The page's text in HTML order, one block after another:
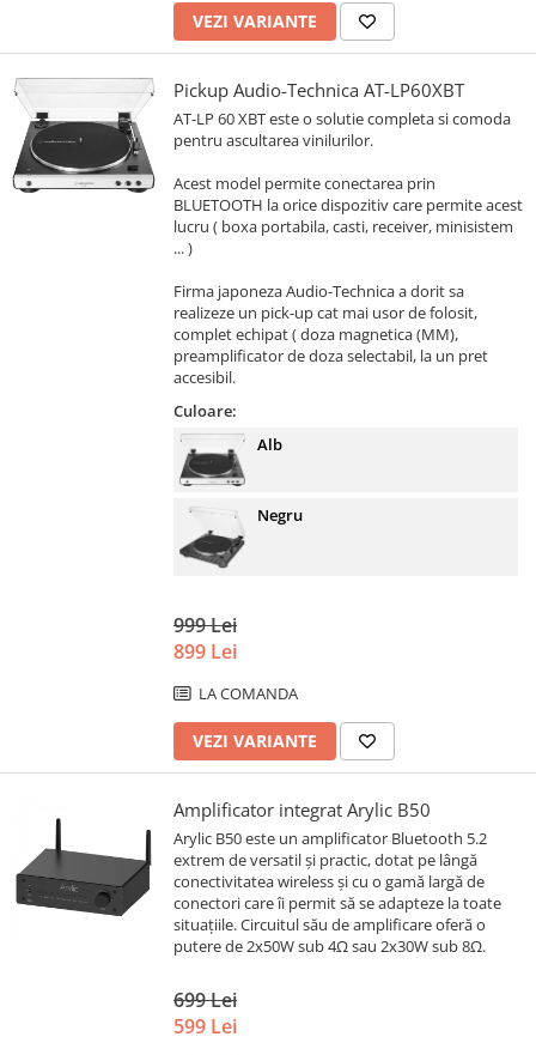
VEZI VARIANTE
Pickup Audio-Technica AT-LP60XBT
AT-LP 60 XBT este o solutie completa si comoda
pentru ascultarea vinilurilor.
Acest model permite conectarea prin
BLUETOOTH la orice dispozitiv care permite acest
lucru ( boxa portabila, casti, receiver, minisistem
... )
Firma japoneza Audio-Technica a dorit sa
realizeze un pick-up cat mai usor de folosit,
complet echipat ( doza magnetica (MM),
preamplificator de doza selectabil, la un pret
accesibil.
Culoare:
Alb
Negru
999 Lei
899 Lei
LA COMANDA
VEZI VARIANTE
Amplificator integrat Arylic B50
Arylic B50 este un amplificator Bluetooth 5.2
extrem de versatil și practic, dotat pe lângă
conectivitatea wireless și cu o gamă largă de
conectori care îi permit să se adapteze la toate
situațiile. Circuitul său de amplificare oferă o
putere de 2x50W sub 4Ω sau 2x30W sub 8Ω.
699 Lei
599 Lei